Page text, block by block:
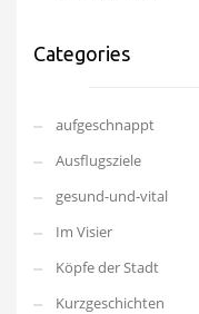
Categories
aufgeschnappt
Ausflugsziele
gesund-und-vital
Im Visier
Köpfe der Stadt
Kurzgeschichten